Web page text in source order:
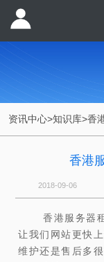
资讯中心>知识库>香
香港
2018-09-06
香港服务器
让我们网站更快
维护还是售后多